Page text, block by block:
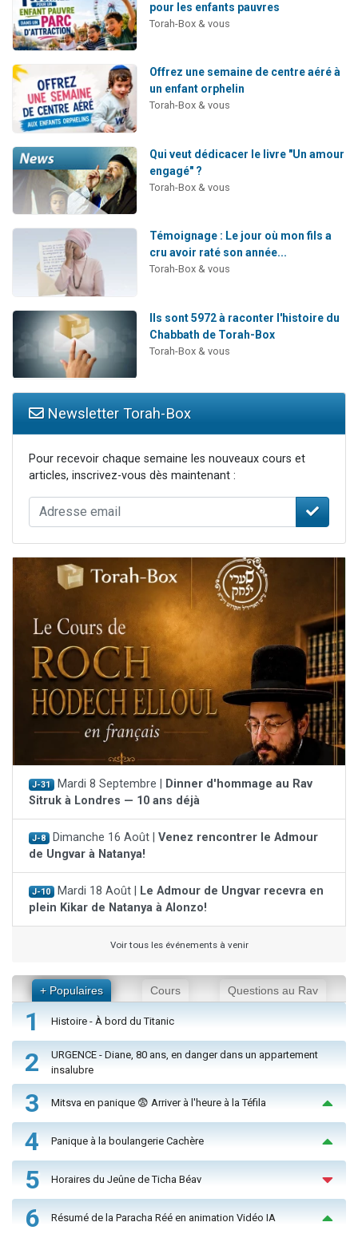
pour les enfants pauvres
Torah-Box & vous
Offrez une semaine de centre aéré à
un enfant orphelin
Torah-Box & vous
Qui veut dédicacer le livre "Un amour
engagé" ?
Torah-Box & vous
Témoignage : Le jour où mon fils a
cru avoir raté son année...
Torah-Box & vous
Ils sont 5972 à raconter l'histoire du
Chabbath de Torah-Box
Torah-Box & vous
Newsletter Torah-Box
Pour recevoir chaque semaine les nouveaux cours et
articles, inscrivez-vous dès maintenant :
J-31 Mardi 8 Septembre |
Dinner d'hommage au Rav
Sitruk à Londres — 10 ans déjà
J-8 Dimanche 16 Août | Venez rencontrer le Admour
de Ungvar à Natanya!
J-10 Mardi 18 Août |
Le Admour de Ungvar recevra en
plein Kikar de Natanya à Alonzo!
Voir tous les événements à venir
+ Populaires Cours Questions au Rav
1 Histoire - À bord du Titanic
2
URGENCE - Diane, 80 ans, en danger dans un appartement
insalubre
3 Mitsva en panique 😨 Arriver à l'heure à la Téfila
4 Panique à la boulangerie Cachère
5 Horaires du Jeûne de Ticha Béav
6 Résumé de la Paracha Réé en animation Vidéo IA